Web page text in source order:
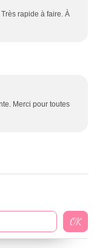
rapide à faire. À
Merci pour toutes